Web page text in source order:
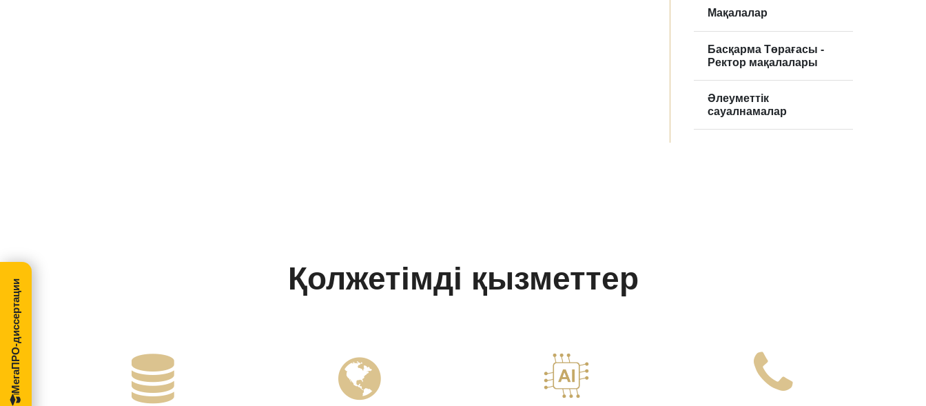
Мақалалар
Басқарма Төрағасы -
Ректор мақалалары
Әлеуметтік
сауалнамалар
Қолжетімді қызметтер
МегаПРО-диссертации